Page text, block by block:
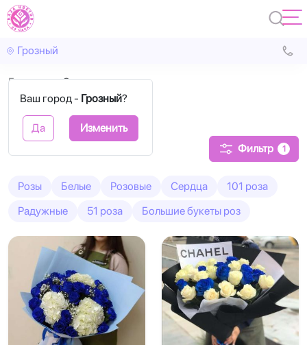
Грозный
Ваш город - Грозный?
Да Изменить
Главная Синие
Синие розы
Фильтр 1
Розы Белые Розовые Сердца
101 роза
Радужные
51 роза Большие букеты роз